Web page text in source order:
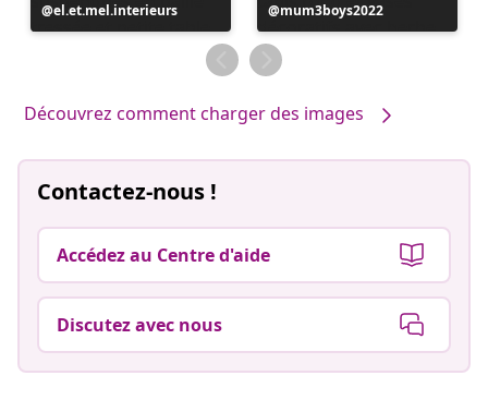
Publication
publiée
el.et.mel.interieurs
Publication
publiée
par
mum3boys2022
Découvrez comment charger des images
Contactez-nous !
Accédez au Centre d'aide
Discutez avec nous